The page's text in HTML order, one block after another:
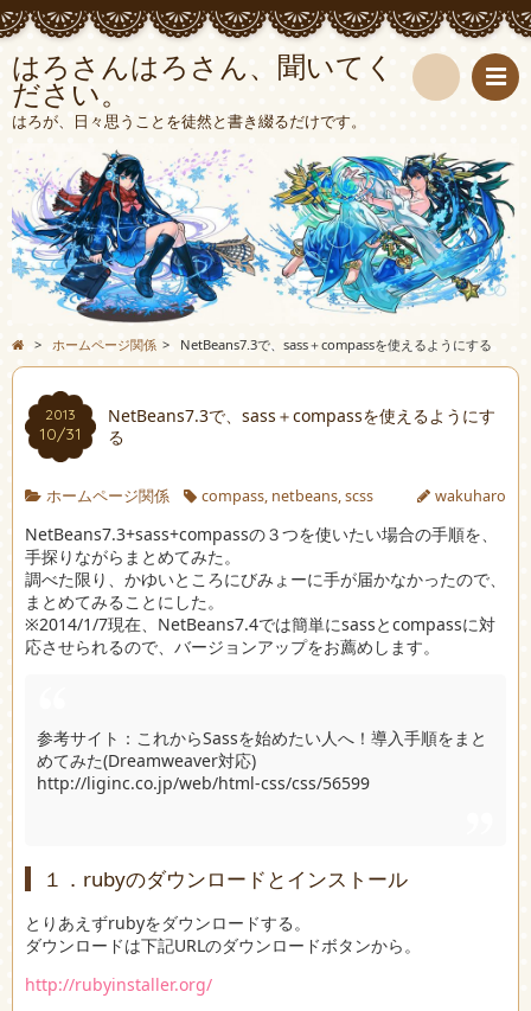
はろさんはろさん、聞いてく
ださい。
はろが、日々思うことを徒然と書き綴るだけです。
索
> ホームページ関係 > NetBeans7.3で、sass＋compassを使えるようにする
2013
10/31
NetBeans7.3で、sass＋compassを使えるようにす
る
ホームページ関係 compass, netbeans,scss wakuharo
NetBeans7.3+sass+compassの３つを使いたい場合の手順を、
手探りながらまとめてみた。
調べた限り、かゆいところにびみょーに手が届かなかったので、
まとめてみることにした。
※2014/1/7現在、NetBeans7.4では簡単にsassとcompassに対
応させられるので、バージョンアップをお薦めします。
参考サイト：これからSassを始めたい人へ！導入手順をまと
めてみた(Dreamweaver対応)
http://liginc.co.jp/web/html-css/css/56599
１．rubyのダウンロードとインストール
とりあえずrubyをダウンロードする。
ダウンロードは下記URLのダウンロードボタンから。
http://rubyinstaller.org/